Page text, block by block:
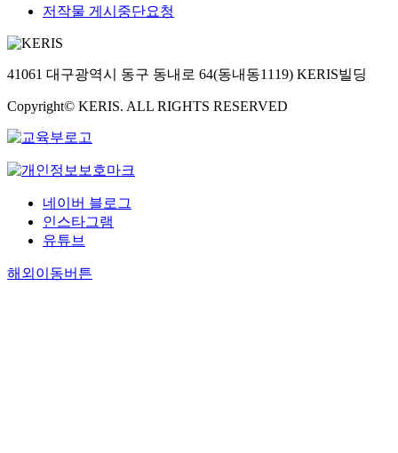
저작물 게시중단요청
41061 대구광역시 동구 동내로 64(동내동1119) KERIS빌딩
Copyright© KERIS. ALL RIGHTS RESERVED
네이버 블로그
인스타그램
유튜브
해외이동버튼